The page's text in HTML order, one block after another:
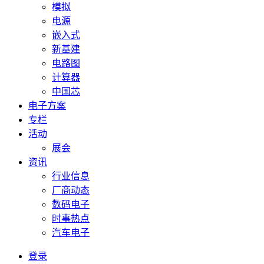
模拟
电源
嵌入式
新基建
电路图
计算器
中国芯
电子方案
专栏
活动
展会
资讯
行业信息
厂商动态
数码电子
时事热点
汽车电子
登录